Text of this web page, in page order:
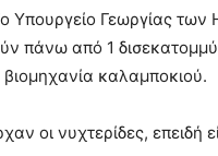
Υπουργείο Γεωργίας
πάνω από 1
καλαμποκιού.
οι νυχτερίδες, επειδή